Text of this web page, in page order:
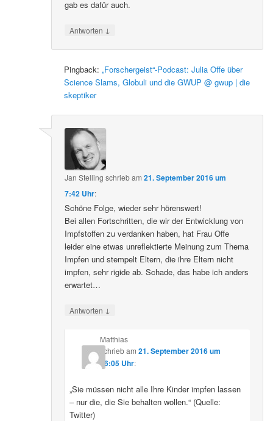
gab es dafür auch.
Antworten ↓
Pingback:„Forschergeist“-Podcast: Julia Offe über
Science Slams, Globuli und die GWUP @ gwup | die
skeptiker
Jan Stelling schriebam21. September 2016 um
7:42 Uhr:
Schöne Folge, wieder sehr hörenswert!
Bei allen Fortschritten, die wir der Entwicklung von
Impfstoffen zu verdanken haben, hat Frau Offe
leider eine etwas unreflektierte Meinung zum Thema
Impfen und stempelt Eltern, die ihre Eltern nicht
impfen, sehr rigide ab. Schade, das habe ich anders
erwartet…
Antworten ↓
Matthias
schriebam 21. September 2016 um
16:05 Uhr:
„Sie müssen nicht alle Ihre Kinder impfen lassen
– nur die, die Sie behalten wollen.“ (Quelle:
Twitter)